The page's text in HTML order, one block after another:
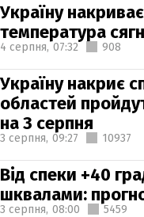
Україну
температура
4 серпня, 07:32 908
Україну накриє
областей
на 3 серпня
3 серпня, 09:27 10937
Від спеки +40
шквалами:
3 серпня, 08:00 5459